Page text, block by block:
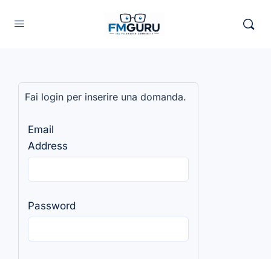
Fai login per inserire una domanda.
Email
Address
Password